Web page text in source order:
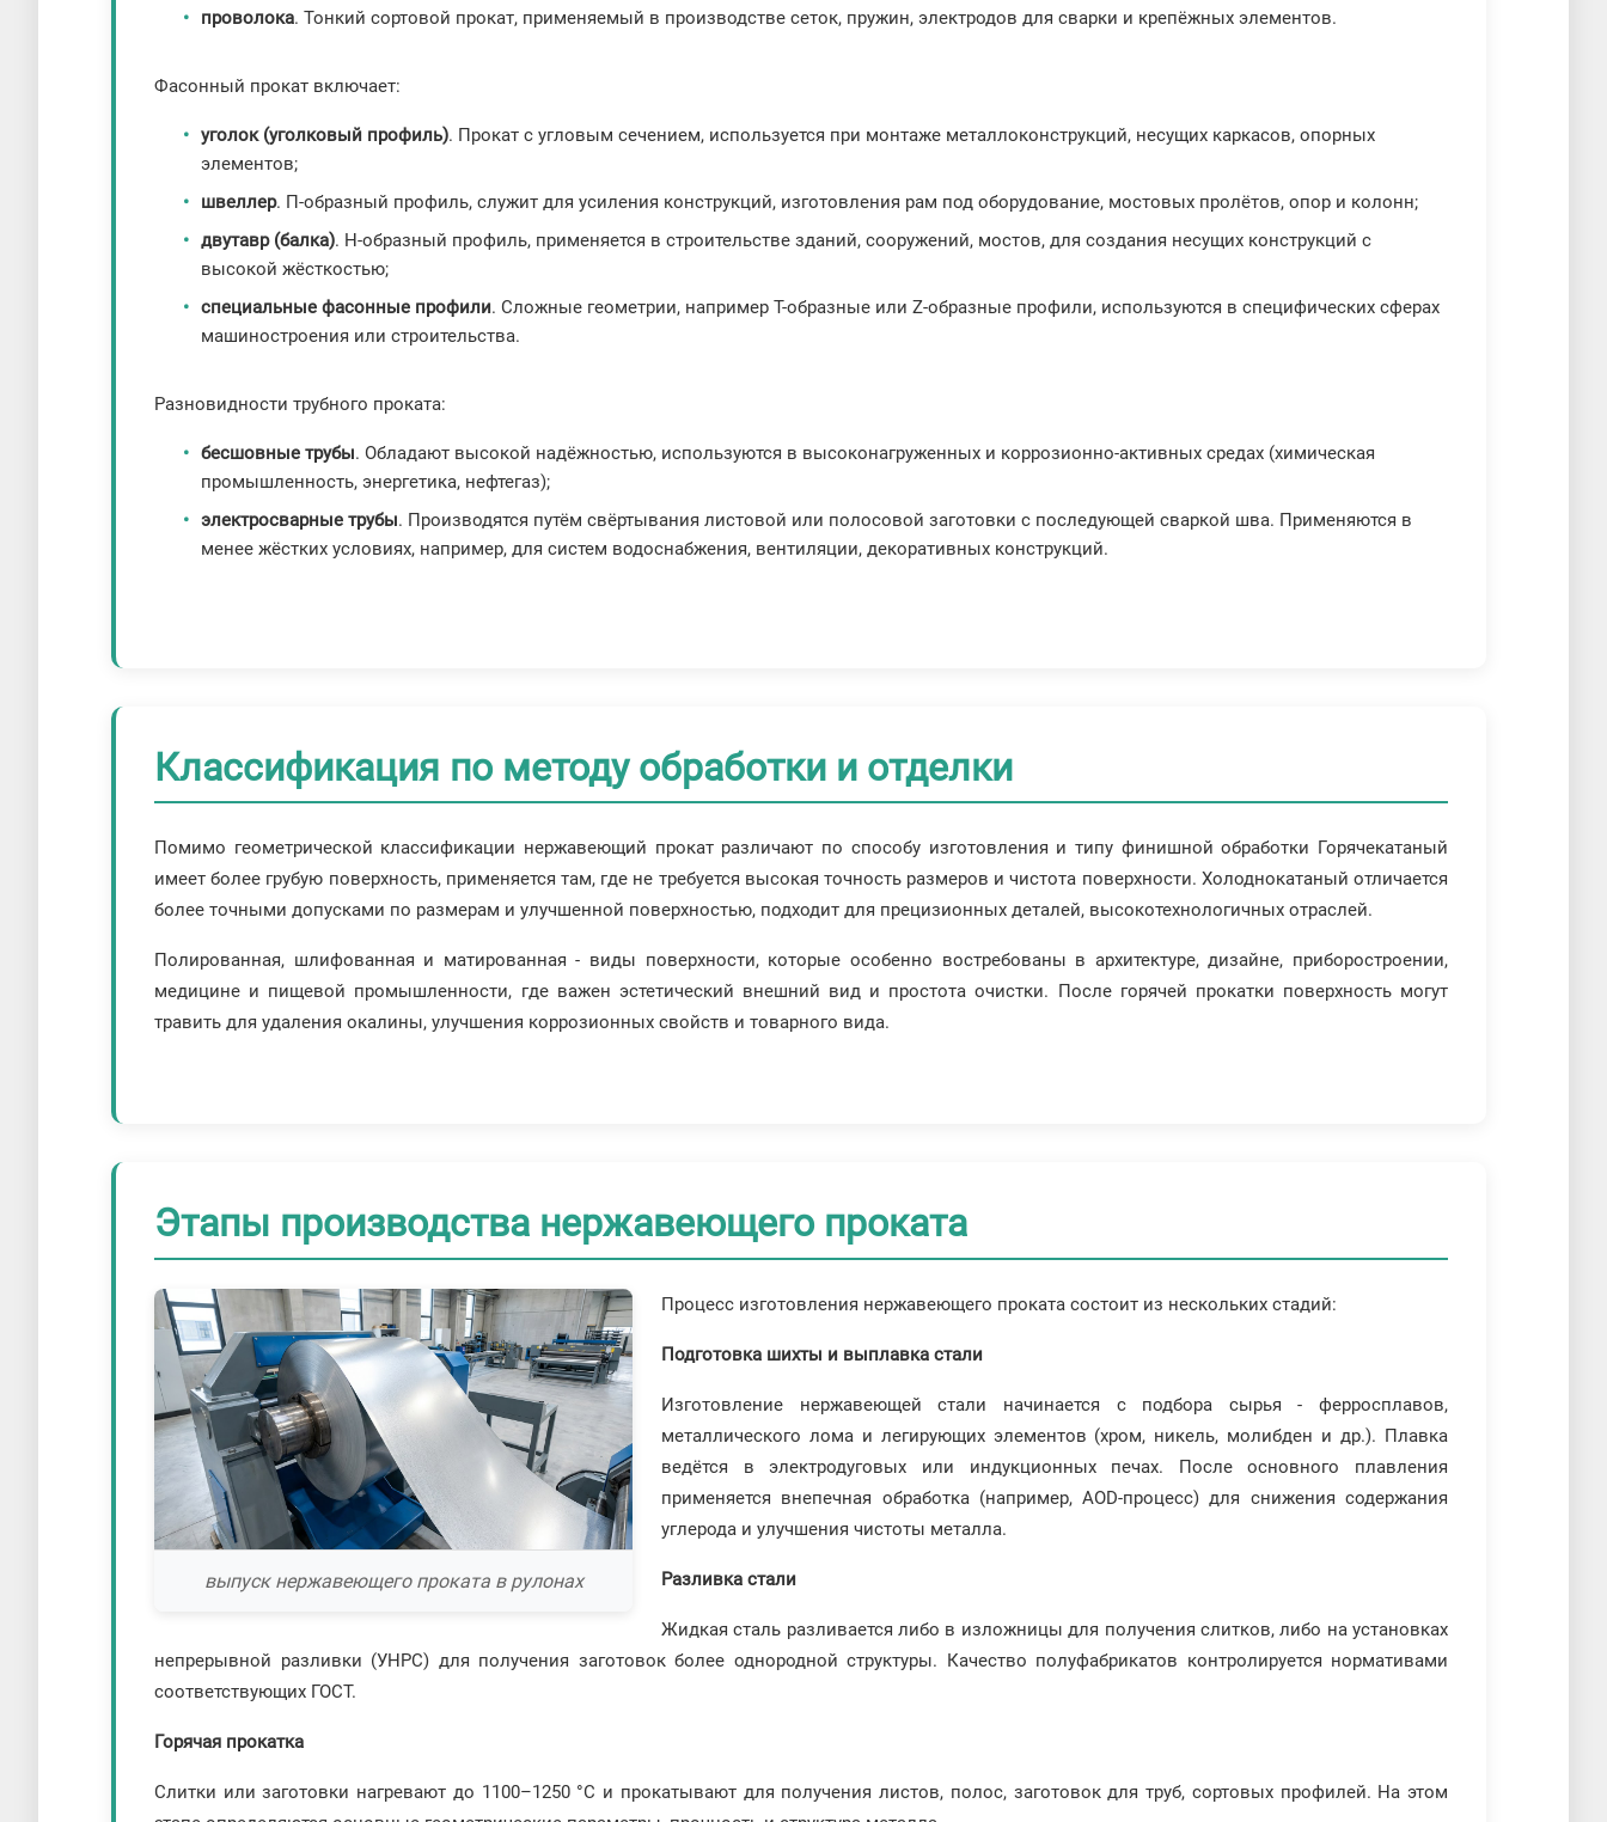
проволока. Тонкий сортовой прокат, применяемый в производстве сеток, пружин, электродов для сварки и крепёжных элементов.
Фасонный прокат включает:
уголок (уголковый профиль). Прокат с угловым сечением, используется при монтаже металлоконструкций, несущих каркасов, опорных
элементов;
швеллер. П-образный профиль, служит для усиления конструкций, изготовления рам под оборудование, мостовых пролётов, опор и колонн;
двутавр (балка). Н-образный профиль, применяется в строительстве зданий, сооружений, мостов, для создания несущих конструкций с
высокой жёсткостью;
специальные фасонные профили. Сложные геометрии, например Т-образные или Z-образные профили, используются в специфических сферах
машиностроения или строительства.
Разновидности трубного проката:
бесшовные трубы. Обладают высокой надёжностью, используются в высоконагруженных и коррозионно-активных средах (химическая
промышленность, энергетика, нефтегаз);
электросварные трубы. Производятся путём свёртывания листовой или полосовой заготовки с последующей сваркой шва. Применяются в
менее жёстких условиях, например, для систем водоснабжения, вентиляции, декоративных конструкций.
Классификация по методу обработки и отделки
Помимо геометрической классификации нержавеющий прокат различают по способу изготовления и типу финишной обработки Горячекатаный
имеет более грубую поверхность, применяется там, где не требуется высокая точность размеров и чистота поверхности. Холоднокатаный отличается
более точными допусками по размерам и улучшенной поверхностью, подходит для прецизионных деталей, высокотехнологичных отраслей.
Полированная, шлифованная и матированная - виды поверхности, которые особенно востребованы в архитектуре, дизайне, приборостроении,
медицине и пищевой промышленности, где важен эстетический внешний вид и простота очистки. После горячей прокатки поверхность могут
травить для удаления окалины, улучшения коррозионных свойств и товарного вида.
Этапы производства нержавеющего проката
выпуск нержавеющего проката в рулонах
Процесс изготовления нержавеющего проката состоит из нескольких стадий:
Подготовка шихты и выплавка стали
Изготовление нержавеющей стали начинается с подбора сырья - ферросплавов,
металлического лома и легирующих элементов (хром, никель, молибден и др.). Плавка
ведётся в электродуговых или индукционных печах. После основного плавления
применяется внепечная обработка (например, AOD-процесс) для снижения содержания
углерода и улучшения чистоты металла.
Разливка стали
Жидкая сталь разливается либо в изложницы для получения слитков, либо на установках
непрерывной разливки (УНРС) для получения заготовок более однородной структуры. Качество полуфабрикатов контролируется нормативами
соответствующих ГОСТ.
Горячая прокатка
Слитки или заготовки нагревают до 1100–1250 °C и прокатывают для получения листов, полос, заготовок для труб, сортовых профилей. На этом